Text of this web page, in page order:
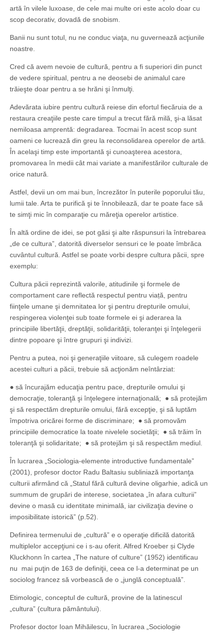
artă în vilele luxoase, de cele mai multe ori este acolo doar cu
scop decorativ, dovadă de snobism.
Banii nu sunt totul, nu ne conduc viaţa, nu guvernează acţiunile
noastre.
Cred că avem nevoie de cultură, pentru a fi superiori din punct
de vedere spiritual, pentru a ne deosebi de animalul care
trăieşte doar pentru a se hrăni şi înmulţi.
Adevărata iubire pentru cultură reiese din efortul fiecăruia de a
restaura creaţiile peste care timpul a trecut fără milă, şi-a lăsat
nemiloasa amprentă: degradarea. Tocmai în acest scop sunt
oameni ce lucrează din greu la reconsolidarea operelor de artă.
În acelaşi timp este importantă şi cunoaşterea acestora,
promovarea în medii cât mai variate a manifestărilor culturale de
orice natură.
Astfel, devii un om mai bun, încrezător în puterile poporului tău,
lumii tale. Arta te purifică şi te înnobilează, dar te poate face să
te simţi mic în comparaţie cu măreţia operelor artistice.
În altă ordine de idei, se pot găsi şi alte răspunsuri la întrebarea
„de ce cultura”, datorită diverselor sensuri ce le poate îmbrăca
cuvântul cultură. Astfel se poate vorbi despre cultura păcii, spre
exemplu:
Cultura păcii reprezintă valorile, atitudinile şi formele de
comportament care reflectă respectul pentru viață, pentru
fiinţele umane şi demnitatea lor şi pentru drepturile omului,
respingerea violenţei sub toate formele ei şi aderarea la
principiile libertăţii, dreptăţii, solidarităţii, toleranţei şi înţelegerii
dintre popoare şi între grupuri şi indivizi.
Pentru a putea, noi şi generaţiile viitoare, să culegem roadele
acestei culturi a păcii, trebuie să acţionăm neîntârziat:
● să încurajăm educaţia pentru pace, drepturile omului şi
democraţie, toleranţă şi înţelegere internaţională; ● să protejăm
şi să respectăm drepturile omului, fără excepţie, şi să luptăm
împotriva oricărei forme de discriminare; ● să promovăm
principiile democratice la toate nivelele societăţii; ● să trăim în
toleranţă şi solidaritate; ● să protejăm şi să respectăm mediul.
În lucrarea „Sociologia-elemente introductive fundamentale”
(2001), profesor doctor Radu Baltasiu subliniază importanţa
culturii afirmând că „Statul fără cultură devine oligarhie, adică un
summum de grupări de interese, societatea „în afara culturii”
devine o masă cu identitate minimală, iar civilizaţia devine o
imposibilitate istorică” (p.52).
Definirea termenului de „cultură” e o operaţie dificilă datorită
multiplelor accepţiuni ce i s-au oferit. Alfred Kroeber și Clyde
Kluckhonn în cartea „The nature of culture” (1952) identificau
nu mai puţin de 163 de definiţii, ceea ce l-a determinat pe un
sociolog francez să vorbească de o „junglă conceptuală”.
Etimologic, conceptul de cultură, provine de la latinescul
„cultura” (cultura pământului).
Profesor doctor Ioan Mihăilescu, în lucrarea „Sociologie